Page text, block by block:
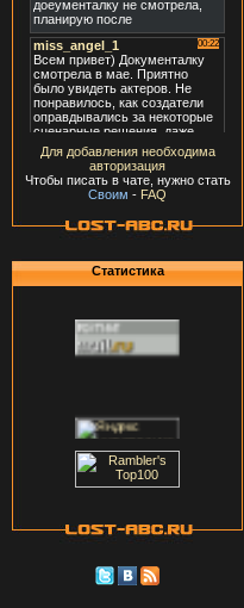
Для добавления необходима
авторизация
Чтобы писать в чате, нужно стать
Своим - FAQ
Статистика